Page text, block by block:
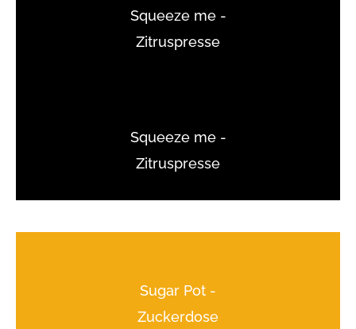
Squeeze me -
Zitruspresse
Squeeze me -
Zitruspresse
Sugar Pot -
Zuckerdose